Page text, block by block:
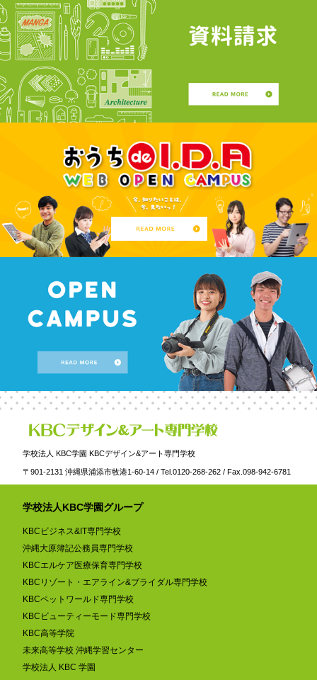
学校法人 KBC学園 KBCデザイン&アート専門学校
〒901-2131 沖縄県浦添市牧港1-60-14 / Tel.0120-268-262 / Fax.098-942-6781
学校法人KBC学園グループ
KBCビジネス&IT専門学校
沖縄大原簿記公務員専門学校
KBCエルケア医療保育専門学校
KBCリゾート・エアライン&ブライダル専門学校
KBCペットワールド専門学校
KBCビューティーモード専門学校
KBC高等学院
未来高等学校 沖縄学習センター
学校法人 KBC 学園